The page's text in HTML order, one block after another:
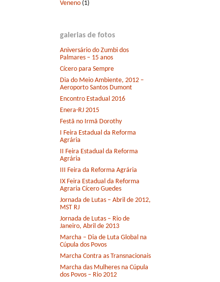
Veneno (1)
galerias de fotos
Aniversário do Zumbi dos
Palmares – 15 anos
Cícero para Sempre
Dia do Meio Ambiente, 2012 –
Aeroporto Santos Dumont
Encontro Estadual 2016
Enera-RJ 2015
Festã no Irmã Dorothy
I Feira Estadual da Reforma
Agrária
II Feira Estadual da Reforma
Agrária
III Feira da Reforma Agrária
IX Feira Estadual da Reforma
Agraria Cícero Guedes
Jornada de Lutas – Abril de 2012,
MST RJ
Jornada de Lutas – Rio de
Janeiro, Abril de 2013
Marcha – Dia de Luta Global na
Cúpula dos Povos
Marcha Contra as Transnacionais
Marcha das Mulheres na Cúpula
dos Povos – Rio 2012